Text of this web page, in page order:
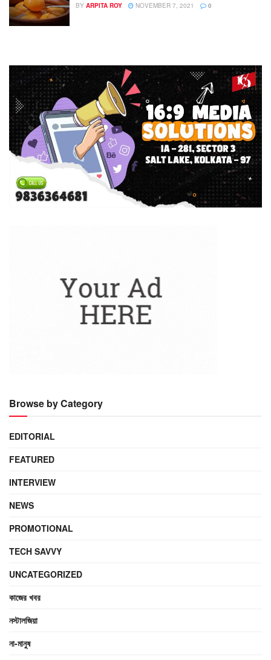
BY ARPITA ROY NOVEMBER 7, 2021 0
Browse by Category
EDITORIAL
FEATURED
INTERVIEW
NEWS
PROMOTIONAL
TECH SAVVY
UNCATEGORIZED
কাজের খবর
নস্টালজিয়া
না-মানুষ